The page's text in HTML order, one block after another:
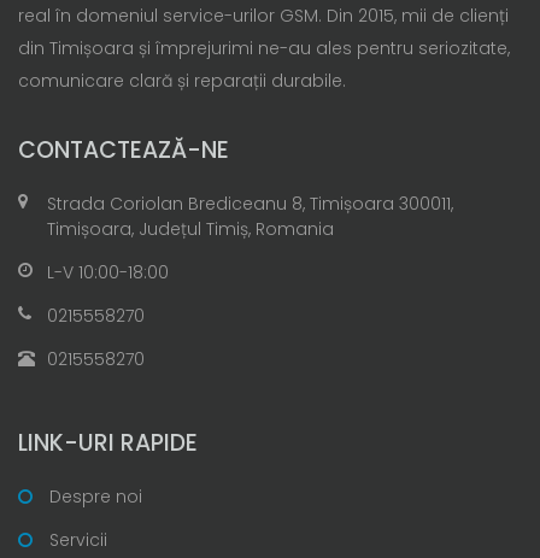
real în domeniul service-urilor GSM. Din 2015, mii de clienți
din Timișoara și împrejurimi ne-au ales pentru seriozitate,
comunicare clară și reparații durabile.
CONTACTEAZĂ-NE
Strada Coriolan Brediceanu 8, Timișoara 300011,
Timișoara, Județul Timiș, Romania
L-V 10:00-18:00
0215558270
0215558270
LINK-URI RAPIDE
Despre noi
Servicii